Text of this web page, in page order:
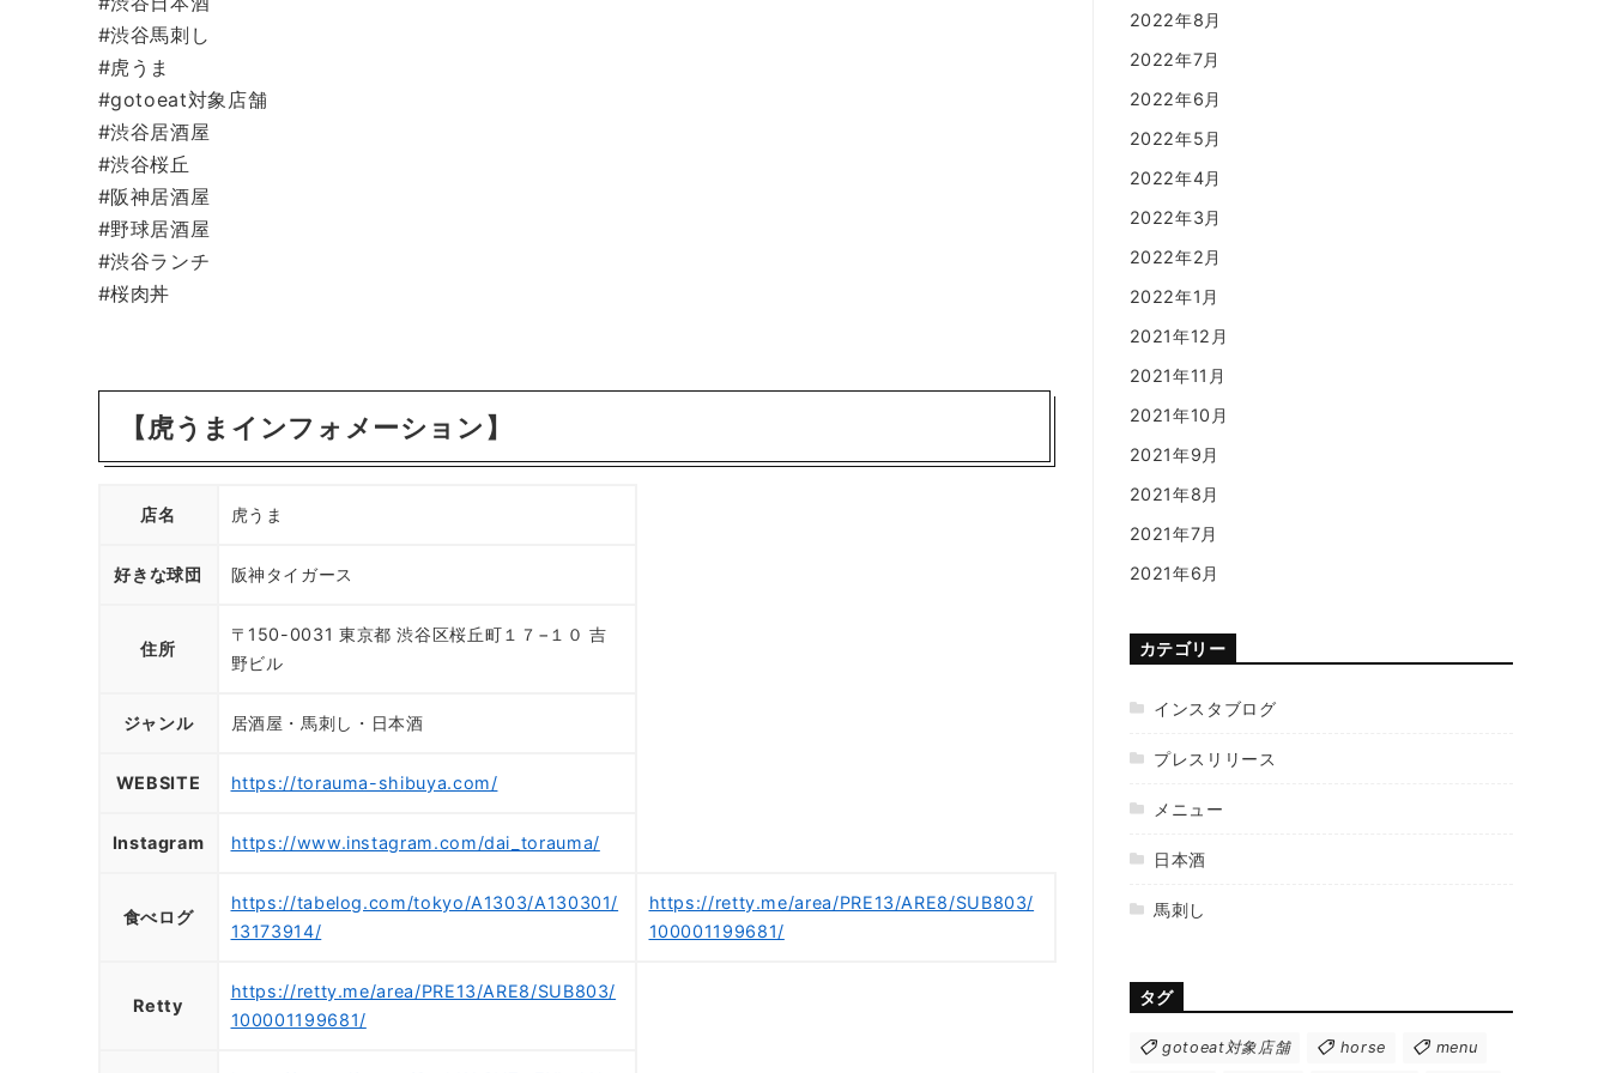
#渋谷馬刺し
#虎うま
#gotoeat対象店舗
#渋谷居酒屋
#渋谷桜丘
#阪神居酒屋
#野球居酒屋
#渋谷ランチ
#桜肉丼
【虎うまインフォメーション】
店名 虎うま
好きな球団 阪神タイガース
住所
〒150-0031 東京都 渋谷区桜丘町１７−１０ 吉
野ビル
ジャンル 居酒屋・馬刺し・日本酒
WEBSITE https://torauma-shibuya.com/
Instagram https://www.instagram.com/dai_torauma/
食べログ
https://tabelog.com/tokyo/A1303/A130301/
13173914/
https://retty.me/area/PRE13/ARE8/SUB803/
100001199681/
Retty
https://retty.me/area/PRE13/ARE8/SUB803/
100001199681/
2022年8月
2022年7月
2022年6月
2022年5月
2022年4月
2022年3月
2022年2月
2022年1月
2021年12月
2021年11月
2021年10月
2021年9月
2021年8月
2021年7月
2021年6月
カテゴリー
インスタブログ
プレスリリース
メニュー
日本酒
馬刺し
タグ
gotoeat対象店舗 horse menu